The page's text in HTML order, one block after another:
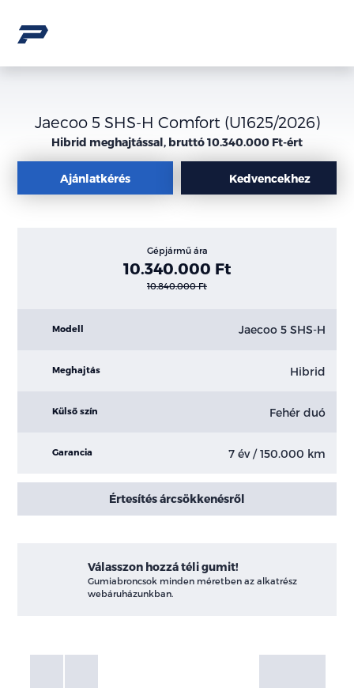
Jaecoo 5 SHS-H Comfort (U1625/2026)
Hibrid meghajtással, bruttó 10.340.000 Ft-ért
Ajánlatkérés Kedvencekhez
Gépjármű ára
10.340.000 Ft
10.840.000 Ft
Modell Jaecoo 5 SHS-H
Meghajtás Hibrid
Külső szín Fehér duó
Garancia 7 év / 150.000 km
Értesítés árcsökkenésről
Válasszon hozzá téli gumit!
Gumiabroncsok minden méretben az alkatrész
webáruházunkban.
Galéria